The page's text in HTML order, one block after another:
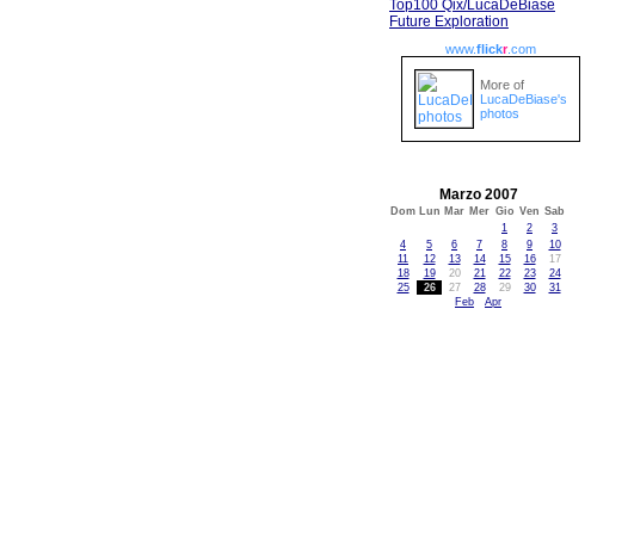
Top100 Qix/LucaDeBiase
Future Exploration
www.flickr.com
More of
LucaDeBiase's
photos
Marzo 2007
Dom Lun Mar Mer Gio Ven Sab
1
2
3
4
5 6 7 8 9
10
11
12 13 14 15 16
17
18
19 20 21 22 23
24
25
26 27 28 29 30
31
Feb
Apr